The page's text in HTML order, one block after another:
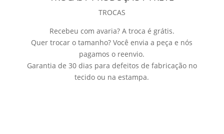
TROCAS
Recebeu com avaria? A troca é grátis.
Quer trocar o tamanho? Você envia a peça e nós
pagamos o reenvio.
Garantia de 30 dias para defeitos de fabricação no
tecido ou na estampa.